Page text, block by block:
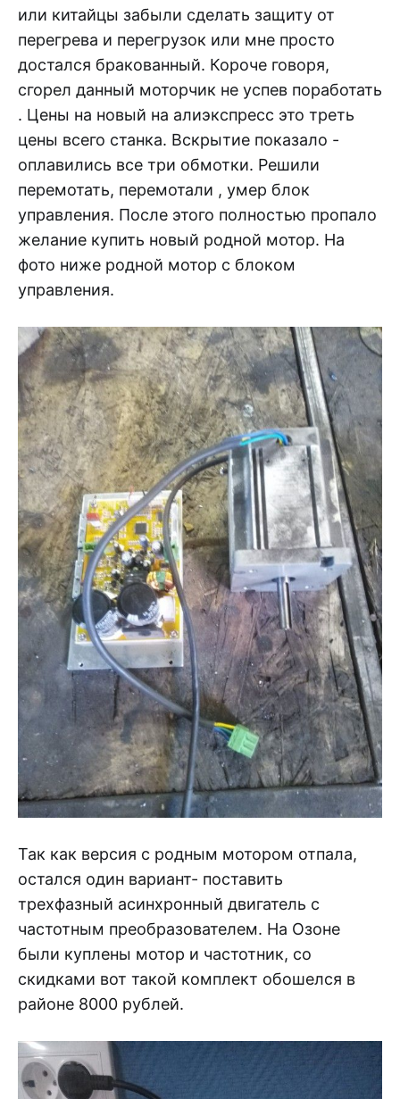
или китайцы забыли сделать защиту от
перегрева и перегрузок или мне просто
достался бракованный. Короче говоря,
сгорел данный моторчик не успев поработать
. Цены на новый на алиэкспресс это треть
цены всего станка. Вскрытие показало -
оплавились все три обмотки. Решили
перемотать, перемотали , умер блок
управления. После этого полностью пропало
желание купить новый родной мотор. На
фото ниже родной мотор с блоком
управления.
Так как версия с родным мотором отпала,
остался один вариант- поставить
трехфазный асинхронный двигатель с
частотным преобразователем. На Озоне
были куплены мотор и частотник, со
скидками вот такой комплект обошелся в
районе 8000 рублей.